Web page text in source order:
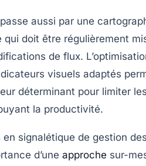
aussi par une
qui doit être régulièrement
de flux.
visuels adaptés
déterminant pour limiter
la productivité.
signalétique de gestion
d’une approche sur-